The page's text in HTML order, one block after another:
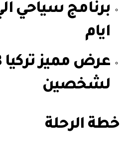
ايام
لشخصين
خطة الرحلة